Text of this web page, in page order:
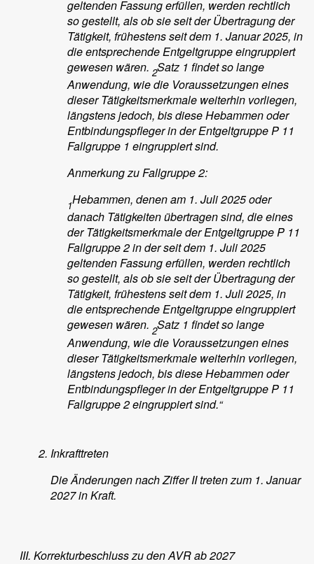
geltenden Fassung erfüllen, werden rechtlich
so gestellt, als ob sie seit der Übertragung der
Tätigkeit, frühestens seit dem 1. Januar 2025, in
die entsprechende Entgeltgruppe eingruppiert
gewesen wären. 2Satz 1 findet so lange
Anwendung, wie die Voraussetzungen eines
dieser Tätigkeitsmerkmale weiterhin vorliegen,
längstens jedoch, bis diese Hebammen oder
Entbindungspfleger in der Entgeltgruppe P 11
Fallgruppe 1 eingruppiert sind.
Anmerkung zu Fallgruppe 2:
1Hebammen, denen am 1. Juli 2025 oder
danach Tätigkeiten übertragen sind, die eines
der Tätigkeitsmerkmale der Entgeltgruppe P 11
Fallgruppe 2 in der seit dem 1. Juli 2025
geltenden Fassung erfüllen, werden rechtlich
so gestellt, als ob sie seit der Übertragung der
Tätigkeit, frühestens seit dem 1. Juli 2025, in
die entsprechende Entgeltgruppe eingruppiert
gewesen wären. 2Satz 1 findet so lange
Anwendung, wie die Voraussetzungen eines
dieser Tätigkeitsmerkmale weiterhin vorliegen,
längstens jedoch, bis diese Hebammen oder
Entbindungspfleger in der Entgeltgruppe P 11
Fallgruppe 2 eingruppiert sind.“
Inkrafttreten
Die Änderungen nach Ziffer II treten zum 1. Januar
2027 in Kraft.
Korrekturbeschluss zu den AVR ab 2027